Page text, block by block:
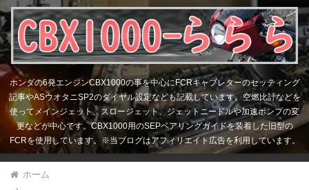
ホンダの6発エンジンCBX1000の事を中心にFCRキャブレターのセッティング
記事やASウオタニSP2のダイヤル設定なども記載しています。空燃比計などを
使ってメインジェット、スロージェット、ジェットニードルや加速ポンプの変
更などが中心です。CBX1000用のSEPベアリングガイドを装着した旧型の
FCRを使用しています。※当ブログはアフィリエイト広告を利用しています。
ホーム